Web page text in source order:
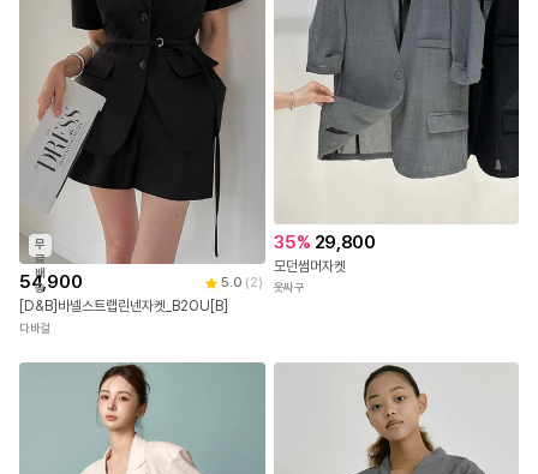
무
료
배
송
54,900 5.0 (2)
[D&B]바넬스트랩린넨자켓_B2OU[B]
다바걸
35% 29,800
모던썸머자켓
옷싸구